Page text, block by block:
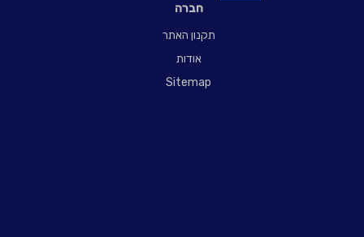
חברה
תקנון האתר
אודות
Sitemap